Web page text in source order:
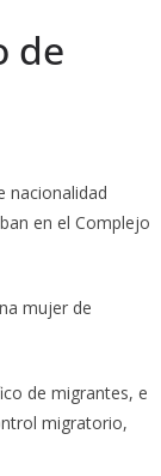
de
nacionalidad
en el Complejo
mujer de
de migrantes, e
migratorio,